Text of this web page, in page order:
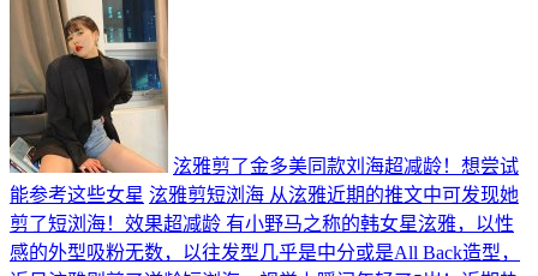
泫雅剪了金多美同款刘海超减龄！想尝试
能参考这些女星 泫雅剪短浏海 从泫雅近期的推文中可发现她
剪了短浏海！效果超减龄 有小野马之称的韩女星泫雅，以性
感的外型吸粉无数，以往发型几乎是中分或是All Back造型，